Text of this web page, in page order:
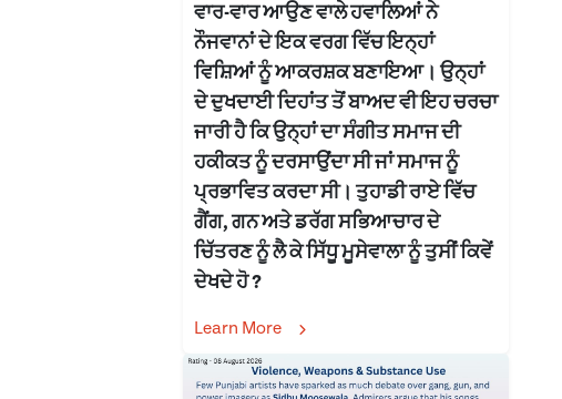
ਵਾਰ-ਵਾਰ ਆਉਣ ਵਾਲੇ ਹਵਾਲਿਆਂ ਨੇ
ਨੌਜਵਾਨਾਂ ਦੇ ਇਕ ਵਰਗ ਵਿੱਚ ਇਨ੍ਹਾਂ
ਵਿਸ਼ਿਆਂ ਨੂੰ ਆਕਰਸ਼ਕ ਬਣਾਇਆ। ਉਨ੍ਹਾਂ
ਦੇ ਦੁਖਦਾਈ ਦਿਹਾਂਤ ਤੋਂ ਬਾਅਦ ਵੀ ਇਹ ਚਰਚਾ
ਜਾਰੀ ਹੈ ਕਿ ਉਨ੍ਹਾਂ ਦਾ ਸੰਗੀਤ ਸਮਾਜ ਦੀ
ਹਕੀਕਤ ਨੂੰ ਦਰਸਾਉਂਦਾ ਸੀ ਜਾਂ ਸਮਾਜ ਨੂੰ
ਪ੍ਰਭਾਵਿਤ ਕਰਦਾ ਸੀ। ਤੁਹਾਡੀ ਰਾਏ ਵਿੱਚ
ਗੈਂਗ, ਗਨ ਅਤੇ ਡਰੱਗ ਸਭਿਆਚਾਰ ਦੇ
ਚਿੱਤਰਣ ਨੂੰ ਲੈ ਕੇ ਸਿੱਧੂ ਮੂਸੇਵਾਲਾ ਨੂੰ ਤੁਸੀਂ ਕਿਵੇਂ
ਦੇਖਦੇ ਹੋ ?
Learn More